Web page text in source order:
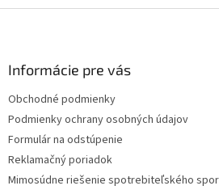
Informácie pre vás
Obchodné podmienky
Podmienky ochrany osobných údajov
Formulár na odstúpenie
Reklamačný poriadok
Mimosúdne riešenie spotrebiteľského